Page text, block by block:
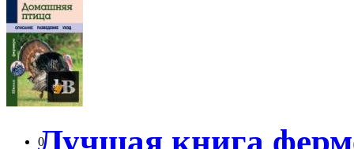
0
Лучшая книга